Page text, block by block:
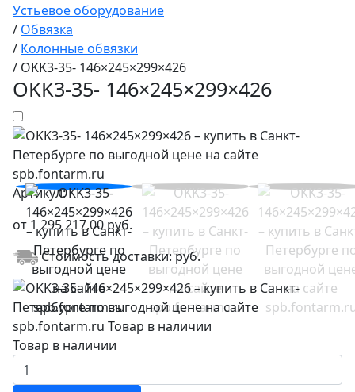
Устьевое оборудование
/ Обвязка
/ Колонные обвязки
/ OKK3-35- 146×245×299×426
OKK3-35- 146×245×299×426
Артикул:
от 1 295 217,00руб.
Стоимость доставки:руб.
Товар в наличии